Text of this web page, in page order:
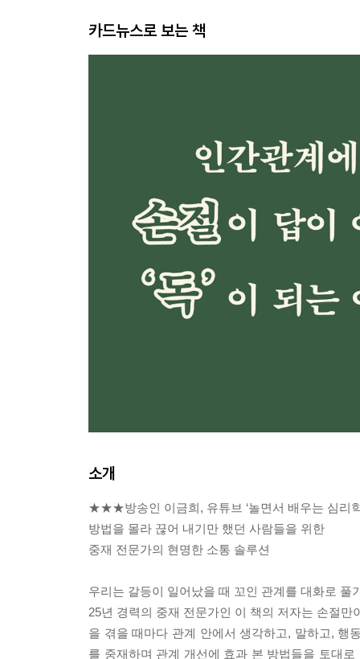
카드뉴스로 보는 책
소개
★★★방송인 이금희, 유튜브 ‘놀면서 배우는 심리
방법을 몰라 끊어 내기만 했던 사람들을 위한
중재 전문가의 현명한 소통 솔루션
우리는 갈등이 일어났을 때 꼬인 관계를 대화로
25년 경력의 중재 전문가인 이 책의 저자는 손절
을 겪을 때마다 관계 안에서 생각하고, 말하고, 행
를 중재하며 관계 개선에 효과 본 방법들을 토대